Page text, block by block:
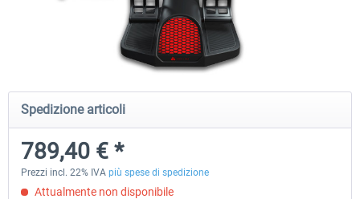
Honeycomb - Flight Sim USB Hub
51,25 € *
Honeycomb - Bravo Throttle
Spedizione articoli
789,40 € *
Prezzi incl. 22% IVA più spese di spedizione
Attualmente non disponibile